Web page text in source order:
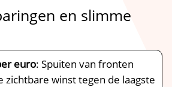
en slimme
euro: Spuiten van fronten
zichtbare winst tegen de laagste